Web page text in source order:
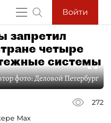
Войти
запретил
четыре
системы
фото:Деловой Петербург
272
Max